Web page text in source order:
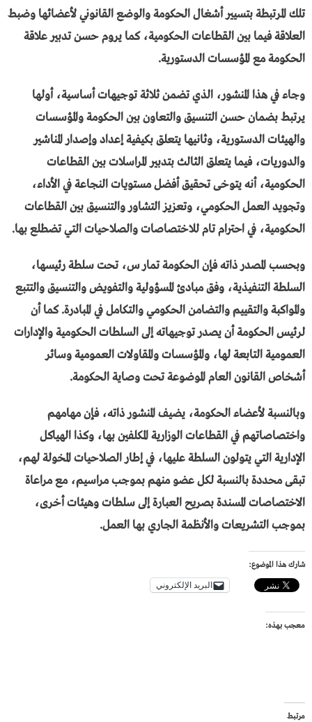
تلك المرتبطة بتسيير أشغال الحكومة والوضع القانوني لأعضائها وضبط
العلاقة فيما بين القطاعات الحكومية، كما يروم حسن تدبير علاقة
الحكومة مع المؤسسات الدستورية.
وجاء في هذا المنشور، الذي تضمن ثلاثة توجيهات أساسية، أولها
يرتبط بضمان حسن التنسيق والتعاون بين الحكومة والمؤسسات
والهيئات الدستورية، وثانيها يتعلق بكيفية إعداد وإصدار المناشير
والدوريات، فيما يتعلق الثالث بتدبير المراسلات بين القطاعات
الحكومية، أنه يتوخى تحقيق أفضل مستويات النجاعة في الأداء،
وتجويد العمل الحكومي، وتعزيز التشاور والتنسيق بين القطاعات
الحكومية، في احترام تام للاختصاصات والصلاحيات التي تضطلع بها.
وبحسب المصدر ذاته فإن الحكومة تمار س، تحت سلطة رئيسها،
السلطة التنفيذية، وفق مبادئ المسؤولية والتفويض والتنسيق والتتبع
والمواكبة والتقييم والتضامن الحكومي والتكامل في المبادرة. كما أن
لرئيس الحكومة أن يصدر توجيهاته إلى السلطات الحكومية والإدارات
العمومية التابعة لها، والمؤسسات والمقاولات العمومية وسائر
أشخاص القانون العام الموضوعة تحت وصاية الحكومة.
وبالنسبة لأعضاء الحكومة، يضيف المنشور ذاته، فإن مهامهم
واختصاصاتهم في القطاعات الوزارية المكلفين بها، وكذا الهياكل
الإدارية التي يتولون السلطة عليها، في إطار الصلاحيات المخولة لهم،
تبقى محددة بالنسبة لكل عضو منهم بموجب مراسيم، مع مراعاة
الاختصاصات المسندة بصريح العبارة إلى سلطات وهيئات أخرى،
بموجب التشريعات والأنظمة الجاري بها العمل.
شارك هذا الموضوع:
البريد الإلكتروني
معجب بهذه:
مرتبط